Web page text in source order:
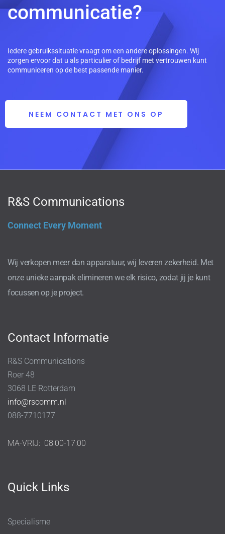
communicatie?
Iedere gebruikssituatie vraagt om een andere oplossingen. Wij
zorgen ervoor dat u als particulier of bedrijf met vertrouwen kunt
communiceren op de best passende manier.
NEEM CONTACT MET ONS OP
R&S Communications
Connect Every Moment
Wij verkopen meer dan apparatuur, wij leveren zekerheid. Met
onze unieke aanpak elimineren we elk risico, zodat jij je kunt
focussen op je project.
Contact Informatie
R&S Communications
Roer 48
3068 LE Rotterdam
info@rscomm.nl
088-7710177
MA-VRIJ: 08:00-17:00
Quick Links
Specialisme